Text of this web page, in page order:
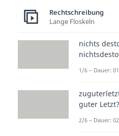
Rechtschreibung
Lange Floskeln
nichts
1/6 – Dauer:
guter Letzt?
2/6 – Dauer: